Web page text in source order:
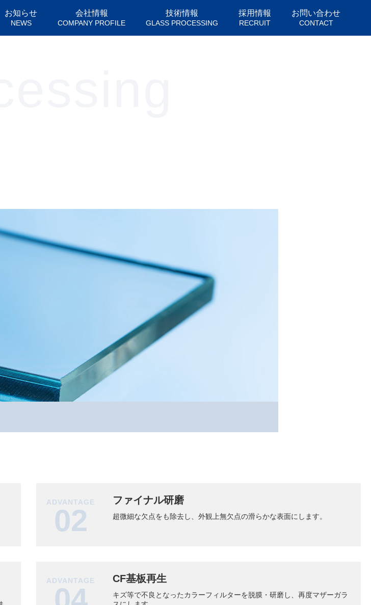
お知らせ
NEWS
会社情報
COMPANY PROFILE
技術情報
GLASS PROCESSING
採用情報
RECRUIT
お問い合わせ
CONTACT
ADVANTAGE
02
ファイナル研磨
超微細な欠点をも除去し、外観上無欠点の滑らかな表面にします。
ADVANTAGE CF基板再生
キズ等で不良となったカラーフィルターを脱膜・研磨し、再度マザーガラ